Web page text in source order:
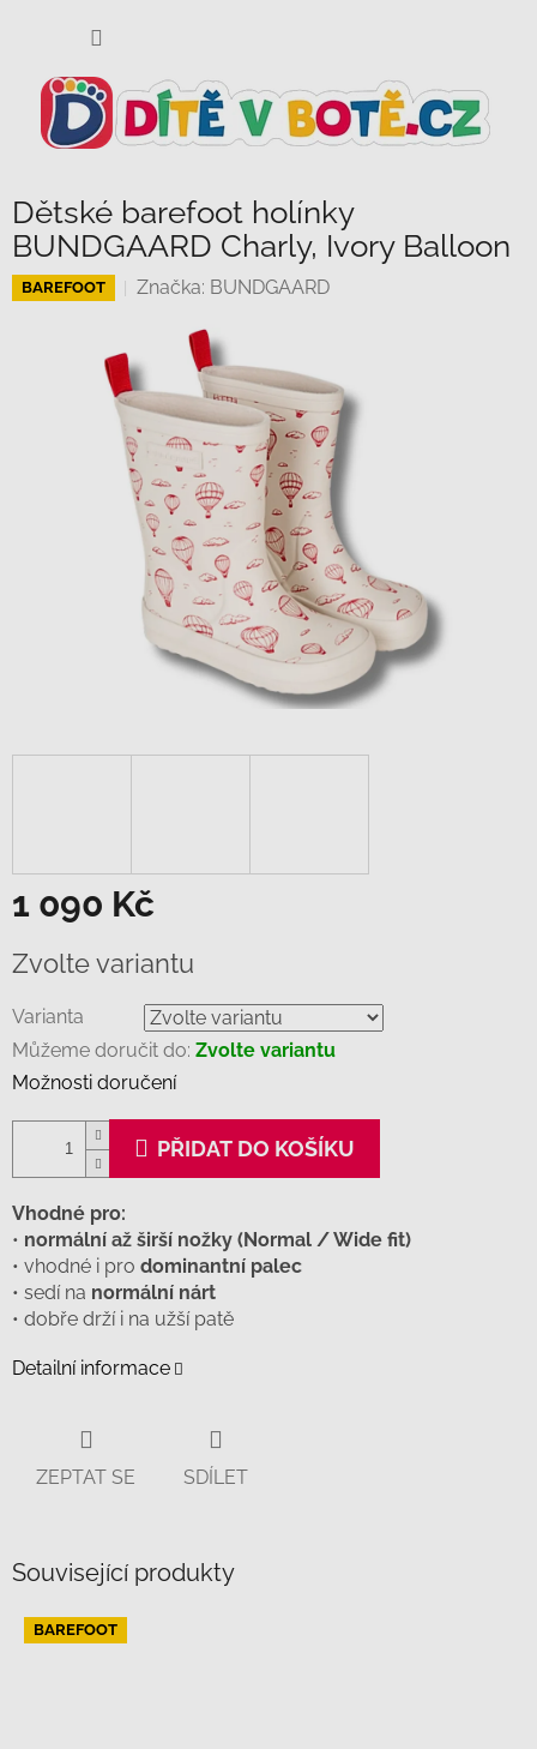
Dětské barefoot holínky
BUNDGAARD Charly, Ivory Balloon
BAREFOOT Značka: BUNDGAARD
1 090 Kč
cena:
Zvolte variantu
Varianta
Můžeme doručit do: Zvolte variantu
Možnosti doručení
PŘIDAT DO KOŠÍKU
Vhodné pro:
• normální až širší nožky (Normal / Wide fit)
• vhodné i pro dominantní palec
• sedí na normální nárt
• dobře drží i na užší patě
Detailní informace
ZEPTAT SE SDÍLET
Související produkty
BAREFOOT